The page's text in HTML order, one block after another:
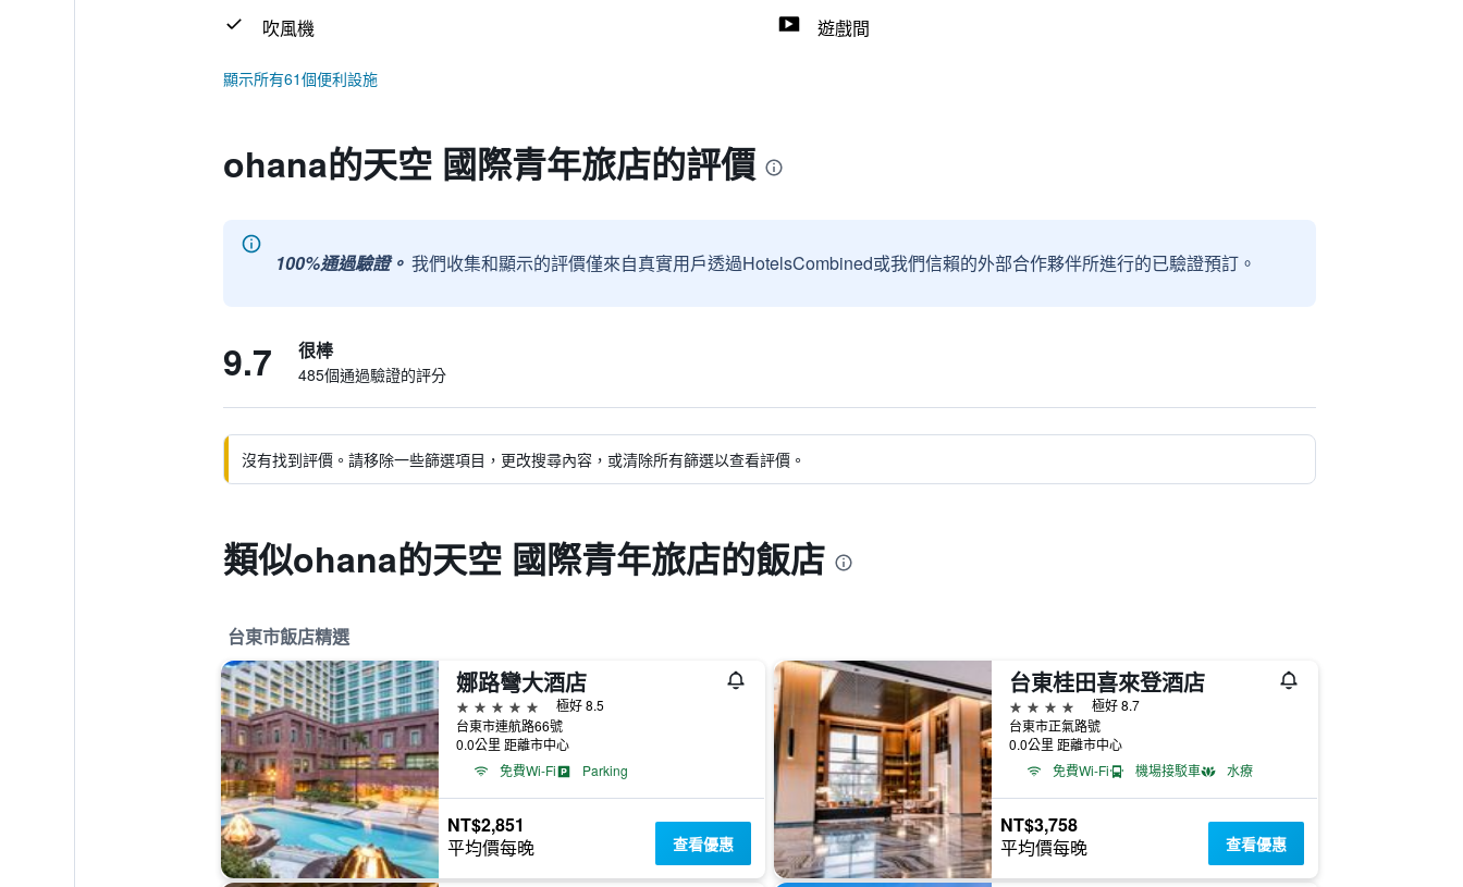
吹風機
遊戲間
顯示所有61個便利設施
ohana的天空 國際青年旅店的評價
100%通過驗證。 我們收集和顯示的評價僅來自真實用戶透過HotelsCombined或我們信賴的外部合作夥伴所進行的已驗證預訂。
9.7 很棒
485個通過驗證的評分
沒有找到評價。請移除一些篩選項目，更改搜尋內容，或清除所有篩選以查看評價。
類似ohana的天空 國際青年旅店的飯店
台東市飯店精選
娜路彎大酒店
5星級
極好 8.5
台東市連航路66號
0.0公里 距離市中心
免費Wi-Fi
Parking
NT$2,851
平均價每晚 查看優惠
台東桂田喜來登酒店
4星級
極好 8.7
台東市正氣路號
0.0公里 距離市中心
免費Wi-Fi
機場接駁車 水療
NT$3,758
平均價每晚 查看優惠